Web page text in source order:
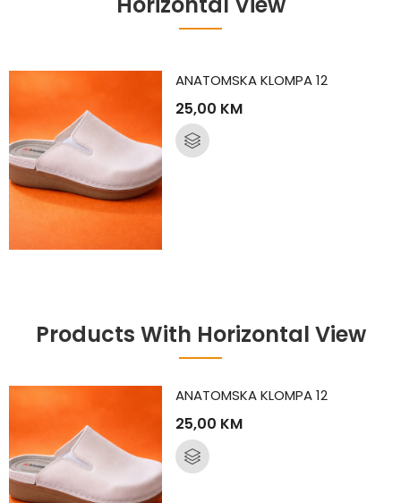
ANATOMSKA KLOMPA 12
25,00 KM
Products With Horizontal View
ANATOMSKA KLOMPA 12
25,00 KM